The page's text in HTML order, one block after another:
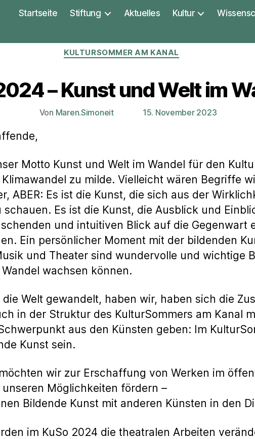
Startseite Stiftung Aktuelles Kultur
Kategorien
KULTURSOMMER AM KANAL
– Kunst und Welt im
Beitragsautor
Von Maren.Simoneit Veröffentlichungsdatum
15. November 2023
Motto Kunst und Welt im Wandel für den
zu milde. Vielleicht wären Begriffe
ABER: Es ist die Kunst, die sich aus der
Es ist die Kunst, die Ausblick und
und intuitiven Blick auf die Gegenwart
Ein persönlicher Moment mit der bildenden
und Theater sind wundervolle und wichtige
wachsen können.
Welt gewandelt, haben wir, haben sich die
in der Struktur des KulturSommers am Kanal
aus den Künsten geben: Im
Kunst sein.
wir zur Erschaffung von Werken im
Möglichkeiten fördern –
Bildende Kunst mit anderen Künsten in den
im KuSo 2024 die theatralen Arbeiten